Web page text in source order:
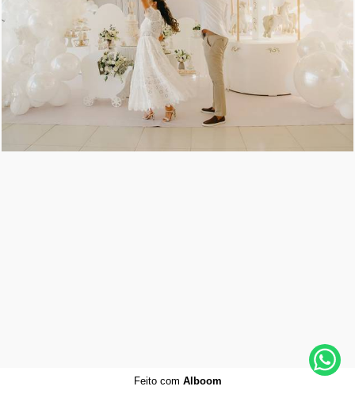
944 0
Feito com Alboom